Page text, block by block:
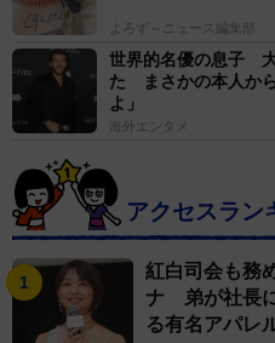
2016年に「ランソン」でソ
の委嘱で詐欺撲滅ソングPR
る。
よろず～ニュース編集部
世界的名優の息子
た まさかの本人か
よ」
海外エンタメ
アクセスラン
紅白司会も務
ナ 弟が社長
る有名アパレ